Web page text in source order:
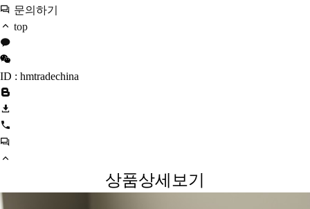
문의하기
top
ID : hmtradechina
상품상세보기